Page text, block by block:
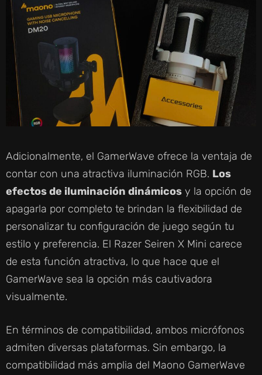
Adicionalmente, el GamerWave ofrece la ventaja de
contar con una atractiva iluminación RGB. Los
efectos de iluminación dinámicos y la opción de
apagarla por completo te brindan la flexibilidad de
personalizar tu configuración de juego según tu
estilo y preferencia. El Razer Seiren X Mini carece
de esta función atractiva, lo que hace que el
GamerWave sea la opción más cautivadora
visualmente.
En términos de compatibilidad, ambos micrófonos
admiten diversas plataformas. Sin embargo, la
compatibilidad más amplia del Maono GamerWave